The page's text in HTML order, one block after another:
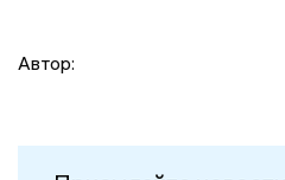
Автор: